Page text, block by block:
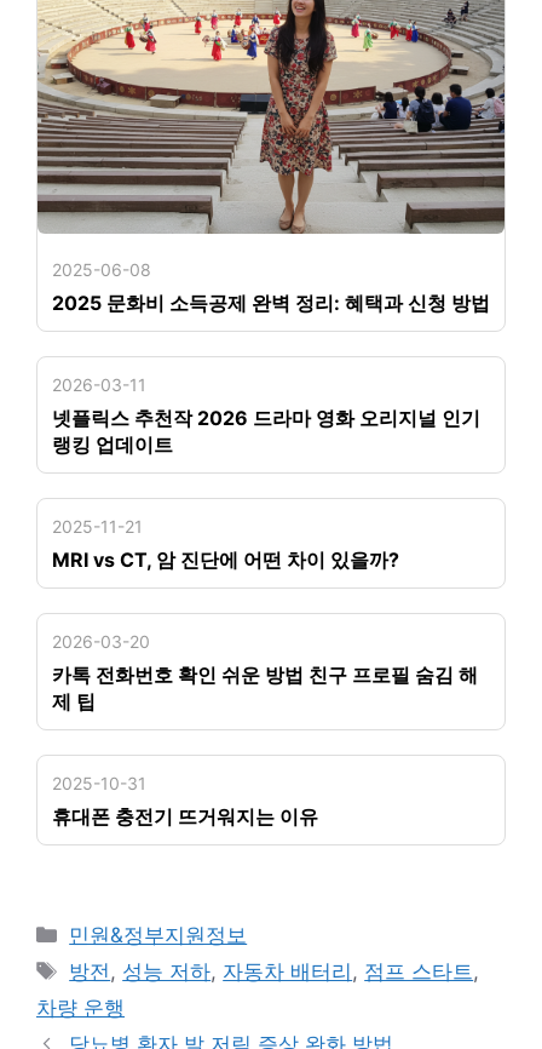
2025-06-08
2025 문화비 소득공제 완벽 정리: 혜택과 신청 방법
2026-03-11
넷플릭스 추천작 2026 드라마 영화 오리지널 인기
랭킹 업데이트
2025-11-21
MRI vs CT, 암 진단에 어떤 차이 있을까?
2026-03-20
카톡 전화번호 확인 쉬운 방법 친구 프로필 숨김 해
제 팁
2025-10-31
휴대폰 충전기 뜨거워지는 이유
카
테
고
리
민원&정부지원정보
태
그
방전 , 성능 저하, 자동차 배터리 , 점프 스타트 ,
차량 운행
당뇨병 환자 발 저림 증상 완화 방법